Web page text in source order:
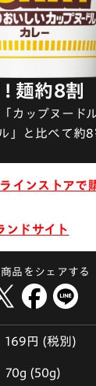
麺約8割
カップヌード
」と比べて約
インストアで
ンドサイト
商品をシェアする
169円 (税別)
70g (50g)